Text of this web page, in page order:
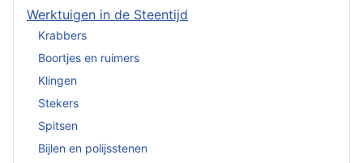
Werktuigen in de Steentijd
Krabbers
Boortjes en ruimers
Klingen
Stekers
Spitsen
Bijlen en polijsstenen